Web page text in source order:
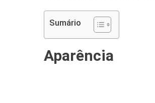
Sumário
Aparência